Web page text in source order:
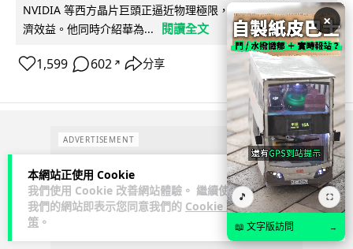
本網站正使用 Cookie
我們使用 Cookie 改善網站體驗。 繼續使用
我們的網站即表示您同意我們的 Cookie 政
策 。
NVIDIA 等西方晶片巨頭正逼近物理極限，傳統製程升級已失經
濟效益。他同時介紹華為...
閱讀全文
1,599 602 ↗ 分享
ADVERTISEMENT
×
🎵 ⛶
📖 文字版訪問 →